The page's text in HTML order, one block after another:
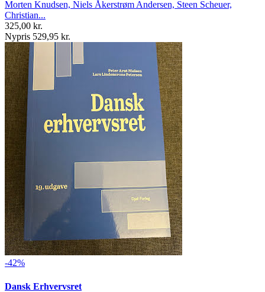
Morten Knudsen, Niels Åkerstrøm Andersen, Steen Scheuer,
Christian...
325,00 kr.
Nypris 529,95 kr.
-42%
Dansk Erhvervsret